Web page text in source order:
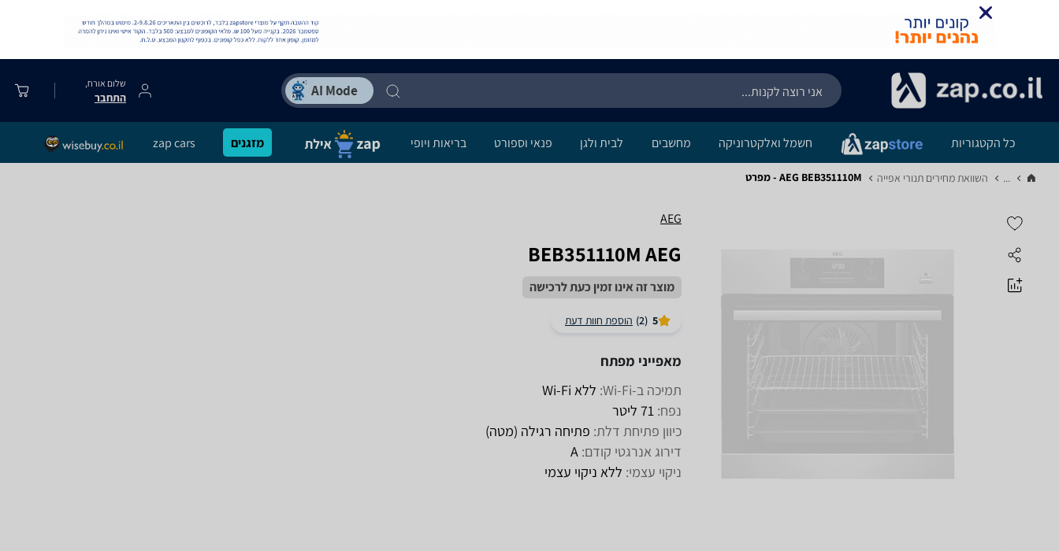
שלום אורח,
התחבר
כל הקטגוריות חשמל ואלקטרוניקה מחשבים לבית ולגן פנאי וספורט בריאות ויופי מזגנים zap cars
... השוואת מחירים תנורי אפייה‏ AEG BEB351110M - מפרט
AEG
BEB351110M AEG
מוצר זה אינו זמין כעת לרכישה
5
(2) הוספת חוות דעת
מאפייני מפתח
תמיכה ב-Wi-Fi:
ללא Wi-Fi
נפח: 71 ליטר
כיוון פתיחת דלת: פתיחה רגילה (מטה)
דירוג אנרגטי קודם: A
ניקוי עצמי: ללא ניקוי עצמי